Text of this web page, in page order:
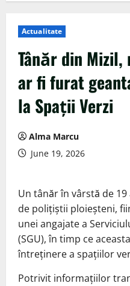
Actualitate
Tânăr din
ar fi furat
la Spații Verzi
Alma Marcu
June 19, 2026
Un tânăr în vârstă de
de polițiștii ploieșteni,
unei angajate a
(SGU), în timp ce
întreținere a spațiilor
Potrivit informațiilor